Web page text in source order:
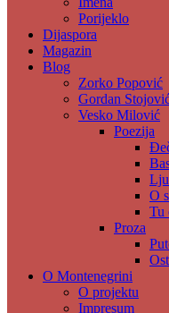
Porijeklo
Dijaspora
Magazin
Blog
Zorko Popović
Gordan
Vesko Milović
Poezija
O
Tu
Proza
O Montenegrini
O projektu
Impresum